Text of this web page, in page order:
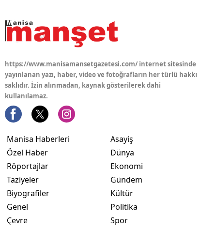
https://www.manisamansetgazetesi.com/ internet sitesinde
yayınlanan yazı, haber, video ve fotoğrafların her türlü hakkı
saklıdır. İzin alınmadan, kaynak gösterilerek dahi
kullanılamaz.
Manisa Haberleri
Özel Haber
Röportajlar
Taziyeler
Biyografiler
Genel
Çevre
Asayiş
Dünya
Ekonomi
Gündem
Kültür
Politika
Spor